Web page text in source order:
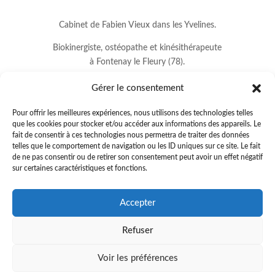
Gérer le consentement
Pour offrir les meilleures expériences, nous utilisons des technologies telles
que les cookies pour stocker et/ou accéder aux informations des appareils. Le
fait de consentir à ces technologies nous permettra de traiter des données
telles que le comportement de navigation ou les ID uniques sur ce site. Le fait
de ne pas consentir ou de retirer son consentement peut avoir un effet négatif
sur certaines caractéristiques et fonctions.
Accepter
Refuser
Voir les préférences
Cabinet de Fabien Vieux dans les Yvelines.
Biokinergiste, ostéopathe et kinésithérapeute
à Fontenay le Fleury (78).
78330 FONTENAY LE FLEURY
01.34.60.37.33